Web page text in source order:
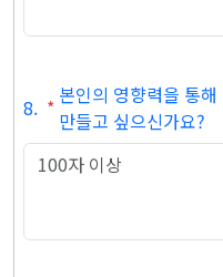
8. * 본인의 영향력을 통
만들고 싶으신가요?